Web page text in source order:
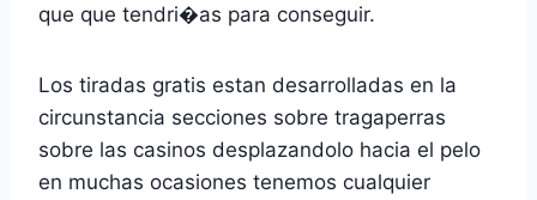
que que tendri�as para conseguir.
Los tiradas gratis estan desarrolladas en la
circunstancia secciones sobre tragaperras
sobre las casinos desplazandolo hacia el pelo
en muchas ocasiones tenemos cualquier